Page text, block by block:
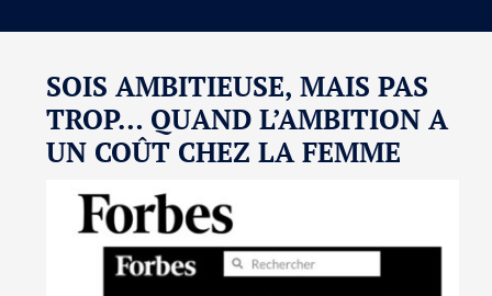
SOIS AMBITIEUSE, MAIS PAS
TROP… QUAND L’AMBITION A
UN COÛT CHEZ LA FEMME